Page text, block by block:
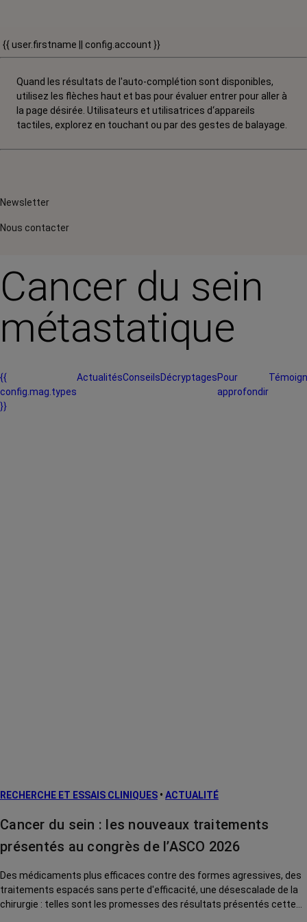
{{ user.firstname || config.account }}
Quand les résultats de l'auto-complétion sont disponibles,
utilisez les flèches haut et bas pour évaluer entrer pour aller à
la page désirée. Utilisateurs et utilisatrices d‘appareils
tactiles, explorez en touchant ou par des gestes de balayage.
Newsletter
Nous contacter
Cancer du sein
métastatique
{{
config.mag.types
}}
ActualitésConseilsDécryptagesPour
approfondir
RECHERCHE ET ESSAIS CLINIQUES • ACTUALITÉ
Cancer du sein : les nouveaux traitements
présentés au congrès de l’ASCO 2026
Des médicaments plus efficaces contre des formes agressives, des
traitements espacés sans perte d'efficacité, une désescalade de la
chirurgie : telles sont les promesses des résultats présentés cette